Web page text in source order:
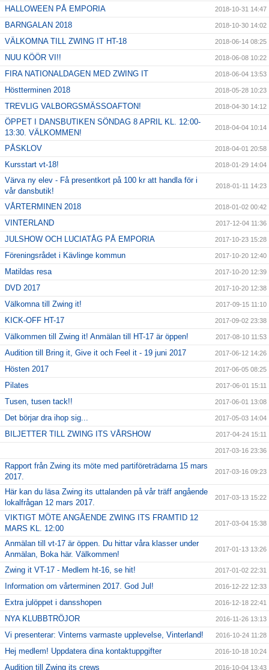
HALLOWEEN PÅ EMPORIA 2018-10-31 14:47
BARNGALAN 2018 2018-10-30 14:02
VÄLKOMNA TILL ZWING IT HT-18 2018-06-14 08:25
NUU KÖÖR VI!! 2018-06-08 10:22
FIRA NATIONALDAGEN MED ZWING IT 2018-06-04 13:53
Höstterminen 2018 2018-05-28 10:23
TREVLIG VALBORGSMÄSSOAFTON! 2018-04-30 14:12
ÖPPET I DANSBUTIKEN SÖNDAG 8 APRIL KL. 12:00-
13:30. VÄLKOMMEN!
2018-04-04 10:14
PÅSKLOV 2018-04-01 20:58
Kursstart vt-18! 2018-01-29 14:04
Värva ny elev - Få presentkort på 100 kr att handla för i
vår dansbutik!
2018-01-11 14:23
VÅRTERMINEN 2018 2018-01-02 00:42
VINTERLAND 2017-12-04 11:36
JULSHOW OCH LUCIATÅG PÅ EMPORIA 2017-10-23 15:28
Föreningsrådet i Kävlinge kommun 2017-10-20 12:40
Matildas resa 2017-10-20 12:39
DVD 2017 2017-10-20 12:38
Välkomna till Zwing it! 2017-09-15 11:10
KICK-OFF HT-17 2017-09-02 23:38
Välkommen till Zwing it! Anmälan till HT-17 är öppen! 2017-08-10 11:53
Audition till Bring it, Give it och Feel it - 19 juni 2017 2017-06-12 14:26
Hösten 2017 2017-06-05 08:25
Pilates 2017-06-01 15:11
Tusen, tusen tack!! 2017-06-01 13:08
Det börjar dra ihop sig... 2017-05-03 14:04
BILJETTER TILL ZWING ITS VÅRSHOW 2017-04-24 15:11
2017-03-16 23:36
Rapport från Zwing its möte med partiföreträdarna 15 mars
2017.
2017-03-16 09:23
Här kan du läsa Zwing its uttalanden på vår träff angående
lokalfrågan 12 mars 2017.
2017-03-13 15:22
VIKTIGT MÖTE ANGÅENDE ZWING ITS FRAMTID 12
MARS KL. 12:00
2017-03-04 15:38
Anmälan till vt-17 är öppen. Du hittar våra klasser under
Anmälan, Boka här. Välkommen!
2017-01-13 13:26
Zwing it VT-17 - Medlem ht-16, se hit! 2017-01-02 22:31
Information om vårterminen 2017. God Jul! 2016-12-22 12:33
Extra julöppet i dansshopen 2016-12-18 22:41
NYA KLUBBTRÖJOR 2016-11-26 13:13
Vi presenterar: Vinterns varmaste upplevelse, Vinterland! 2016-10-24 11:28
Hej medlem! Uppdatera dina kontaktuppgifter 2016-10-18 10:24
Audition till Zwing its crews 2016-10-04 13:43